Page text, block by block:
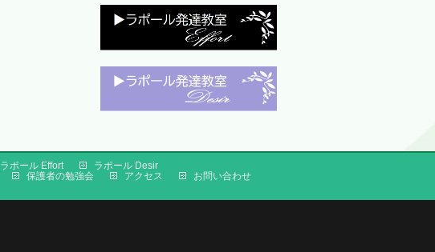
ラポール Effort
ラポール Desir
保護者の勉強会 アクセス
お問い合わせ